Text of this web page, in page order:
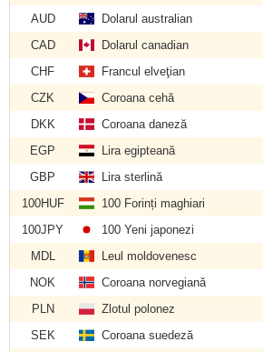
AUD
Dolarul australian
CAD
Dolarul canadian
CHF
Francul elveţian
CZK
Coroana cehă
DKK
Coroana daneză
EGP
Lira egipteană
GBP
Lira sterlină
100HUF
100 Forinți maghiari
100JPY
100 Yeni japonezi
MDL
Leul moldovenesc
NOK
Coroana norvegiană
PLN
Zlotul polonez
SEK
Coroana suedeză